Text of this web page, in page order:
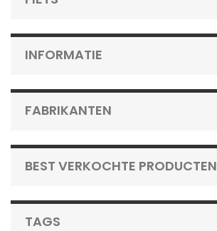
INFORMATIE
FABRIKANTEN
BEST VERKOCHTE PRODUCTEN
TAGS